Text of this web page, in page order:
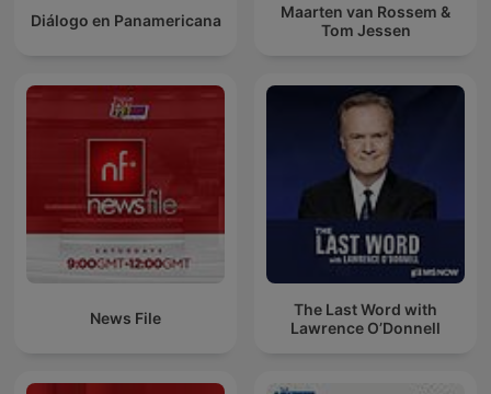
Diálogo en Panamericana
Maarten van Rossem &
Tom Jessen
News File
The Last Word with
Lawrence O’Donnell